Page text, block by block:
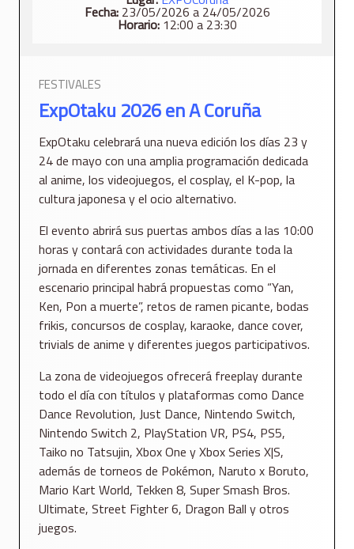
Fecha:23/05/2026 a 24/05/2026
Horario:12:00 a 23:30
FESTIVALES
ExpOtaku 2026 en A Coruña
ExpOtaku celebrará una nueva edición los días 23 y
24 de mayo con una amplia programación dedicada
al anime, los videojuegos, el cosplay, el K-pop, la
cultura japonesa y el ocio alternativo.
El evento abrirá sus puertas ambos días a las 10:00
horas y contará con actividades durante toda la
jornada en diferentes zonas temáticas. En el
escenario principal habrá propuestas como “Yan,
Ken, Pon a muerte”, retos de ramen picante, bodas
frikis, concursos de cosplay, karaoke, dance cover,
trivials de anime y diferentes juegos participativos.
La zona de videojuegos ofrecerá freeplay durante
todo el día con títulos y plataformas como Dance
Dance Revolution, Just Dance, Nintendo Switch,
Nintendo Switch 2, PlayStation VR, PS4, PS5,
Taiko no Tatsujin, Xbox One y Xbox Series X|S,
además de torneos de Pokémon, Naruto x Boruto,
Mario Kart World, Tekken 8, Super Smash Bros.
Ultimate, Street Fighter 6, Dragon Ball y otros
juegos.